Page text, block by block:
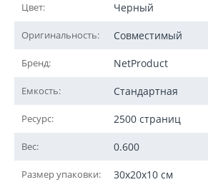
Цвет: Черный
Оригинальность: Совместимый
Бренд: NetProduct
Емкость: Стандартная
Ресурс: 2500 страниц
Вес: 0.600
Размер упаковки: 30x20x10 см